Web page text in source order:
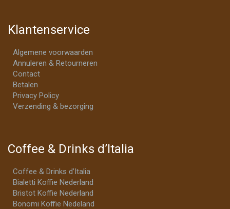
Klantenservice
Algemene voorwaarden
Annuleren & Retourneren
Contact
Betalen
Privacy Policy
Verzending & bezorging
Coffee & Drinks d’Italia
Coffee & Drinks d’Italia
Bialetti Koffie Nederland
Bristot Koffie Nederland
Bonomi Koffie Nedeland